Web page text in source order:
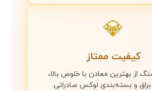
💎
کیفیت ممتاز
از بهترین معادن با خلوص بالا،
و بسته‌بندی لوکس صادراتی.